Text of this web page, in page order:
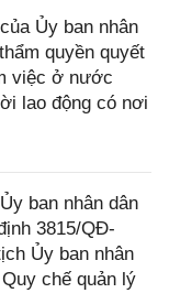
Ủy ban nhân
quyền quyết
việc ở nước
lao động có nơi
ban nhân dân
3815/QĐ-
Ủy ban nhân
chế quản lý